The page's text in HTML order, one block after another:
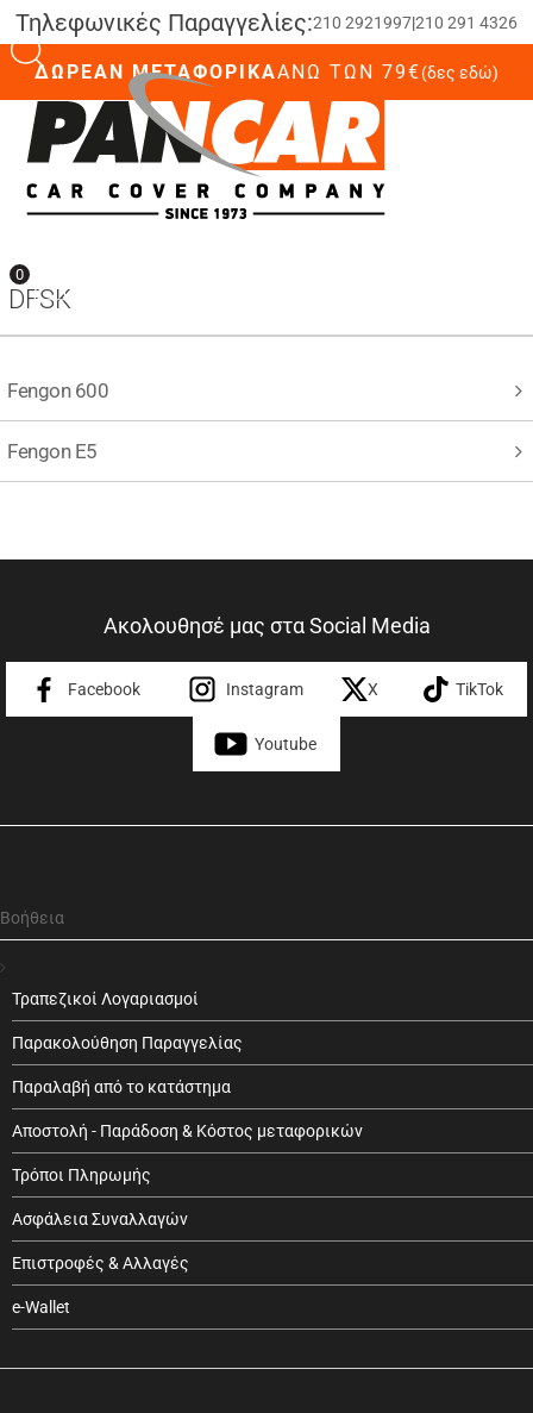
Τηλεφωνικές Παραγγελίες:210 2921997|210 291 4326
ΔΩΡΕΑΝ ΜΕΤΑΦΟΡΙΚΑΆΝΩ ΤΩΝ 79€(δες εδώ)
0
DFSK
Fengon 600
Fengon E5
Ακολουθησέ μας στα Social Media
Facebook Instagram X TikTok
Youtube
Βοήθεια
Τραπεζικοί Λογαριασμοί
Παρακολούθηση Παραγγελίας
Παραλαβή από το κατάστημα
Αποστολή - Παράδοση & Κόστος μεταφορικών
Τρόποι Πληρωμής
Ασφάλεια Συναλλαγών
Επιστροφές & Αλλαγές
e-Wallet